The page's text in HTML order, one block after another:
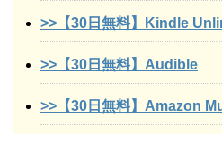
>>【30日無料】Kindle
>>【30日無料】Audible
>>【30日無料】Amazon